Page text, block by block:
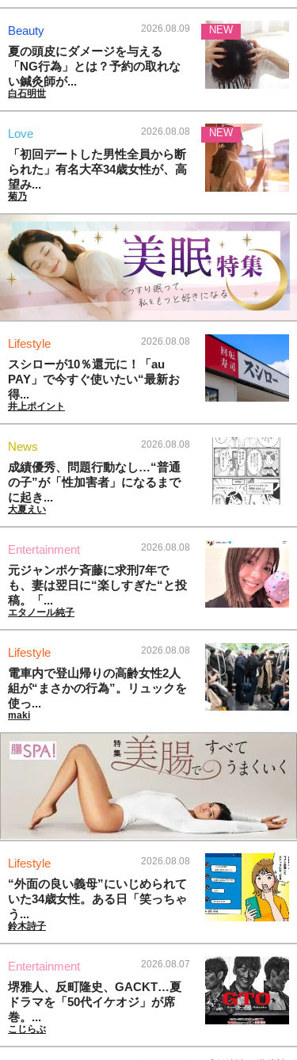
Beauty 2026.08.09
夏の頭皮にダメージを与える
「NG行為」とは？予約の取れな
い鍼灸師が...
白石明世
NEW
Love 2026.08.08
「初回デートした男性全員から断
られた」有名大卒34歳女性が、高
望み...
菊乃
NEW
Lifestyle 2026.08.08
スシローが10％還元に！「au
PAY」で今すぐ使いたい“最新お
得...
井上ポイント
News 2026.08.08
成績優秀、問題行動なし…“普通
の子”が「性加害者」になるまで
に起き...
大夏えい
Entertainment 2026.08.08
元ジャンポケ斉藤に求刑7年で
も、妻は翌日に“楽しすぎた“と投
稿。「...
エタノール純子
Lifestyle 2026.08.08
電車内で登山帰りの高齢女性2人
組が“まさかの行為”。リュックを
使っ...
maki
Lifestyle 2026.08.08
“外面の良い義母”にいじめられて
いた34歳女性。ある日「笑っちゃ
う...
鈴木詩子
Entertainment 2026.08.07
堺雅人、反町隆史、GACKT…夏
ドラマを「50代イケオジ」が席
巻。...
こじらぶ